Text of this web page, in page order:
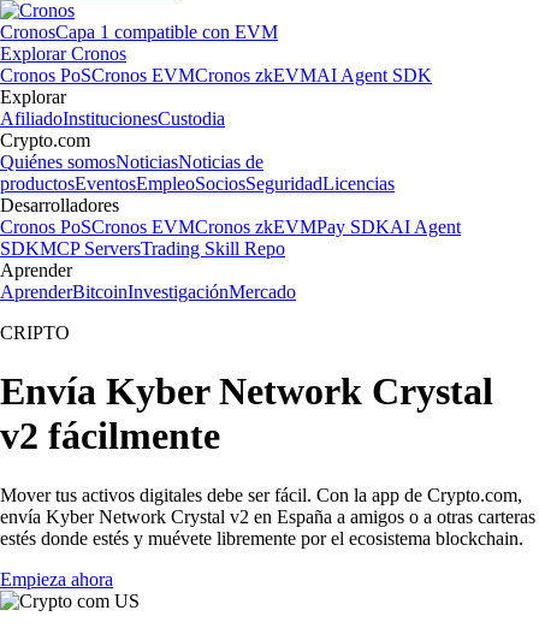
CronosCapa 1 compatible con EVM
Explorar Cronos
Cronos PoSCronos EVMCronos zkEVMAI Agent SDK
Explorar
AfiliadoInstitucionesCustodia
Crypto.com
Quiénes somosNoticiasNoticias de
productosEventosEmpleoSociosSeguridadLicencias
Desarrolladores
Cronos PoSCronos EVMCronos zkEVMPay SDKAI Agent
SDKMCP ServersTrading Skill Repo
Aprender
AprenderBitcoinInvestigaciónMercado
CRIPTO
Envía Kyber Network Crystal
v2 fácilmente
Mover tus activos digitales debe ser fácil. Con la app de Crypto.com,
envía Kyber Network Crystal v2 en España a amigos o a otras carteras
estés donde estés y muévete libremente por el ecosistema blockchain.
Empieza ahora